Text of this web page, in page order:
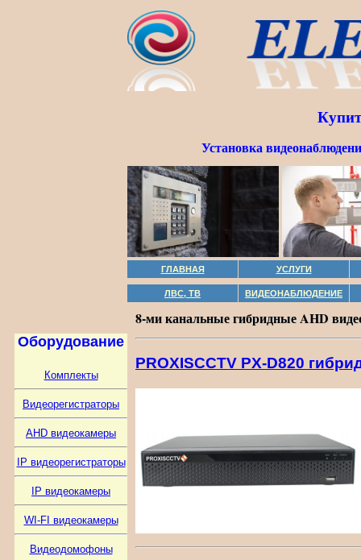
Установка
ГЛАВНАЯ УСЛУГИ
ЛВС, ТВ ВИДЕОНАБЛЮДЕНИЕ
Оборудование
Комплекты
Видеорегистраторы
AHD видеокамеры
IP видеорегистраторы
IP видеокамеры
WI-FI видеокамеры
Видеодомофоны
8-ми канальные гибридные AHD
PROXISCCTV PX-D820